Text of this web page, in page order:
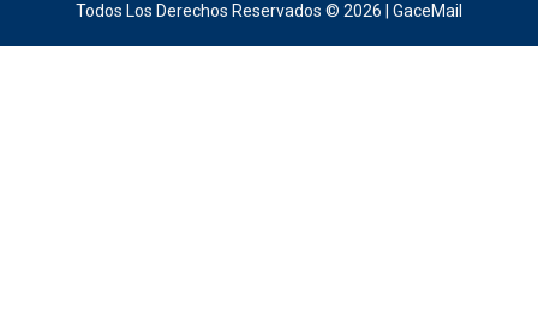
Todos Los Derechos Reservados © 2026 | GaceMail